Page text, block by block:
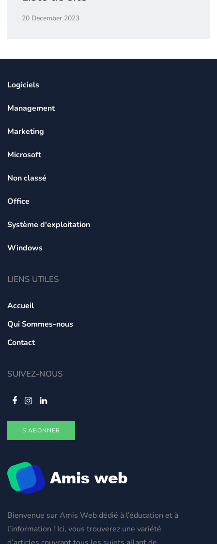
20 December 2023
Bienvenue sur Amis Web dédié à l’éducation et à
l’information ! Ici, vous trouverez une variété
Logiciels
Management
Marketing
Microsoft
Non classé
Office
Système d'exploitation
Windows
LIENS UTILES
Accueil
Qui Sommes-nous
Contact
SUIVEZ-NOUS
S'ABONNER